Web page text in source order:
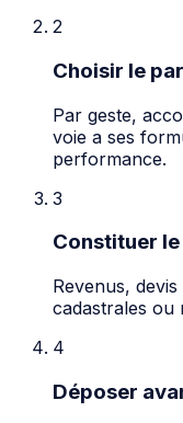
2
Choisir le
Par geste,
voie a ses
performance.
3
Constituer
Revenus,
cadastrales ou
4
Déposer